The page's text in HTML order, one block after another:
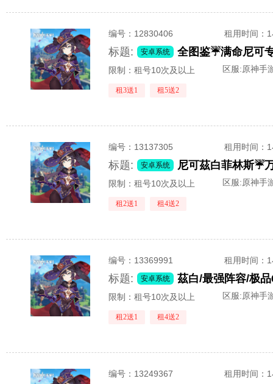
编号： 12830406 租用时间 ：
标题: 安卓系统
限制：租号10次及以上 区服:原神手
租3送1 租5送2
编号： 13137305 租用时间 ：
标题: 安卓系统
限制：租号10次及以上 区服:原神手
租2送1 租4送2
编号： 13369991 租用时间 ：
标题: 安卓系统
限制：租号10次及以上 区服:原神手
租2送1 租4送2
编号： 13249367 租用时间 ：